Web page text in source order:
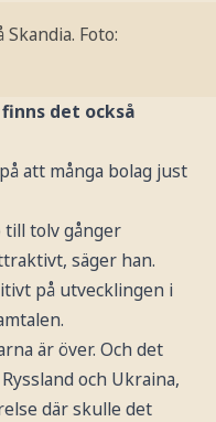
Foto:
det också
att många bolag just
till tolv gånger
säger han.
på utvecklingen i
är över. Och det
och Ukraina,
där skulle det